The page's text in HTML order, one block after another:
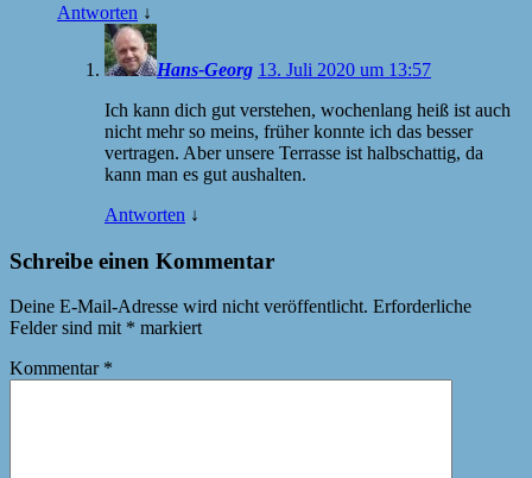
Antworten ↓
Hans-Georg 13. Juli 2020 um 13:57
Ich kann dich gut verstehen, wochenlang heiß ist auch
nicht mehr so meins, früher konnte ich das besser
vertragen. Aber unsere Terrasse ist halbschattig, da
kann man es gut aushalten.
Antworten ↓
Schreibe einen Kommentar
Deine E-Mail-Adresse wird nicht veröffentlicht. Erforderliche
Felder sind mit * markiert
Kommentar *